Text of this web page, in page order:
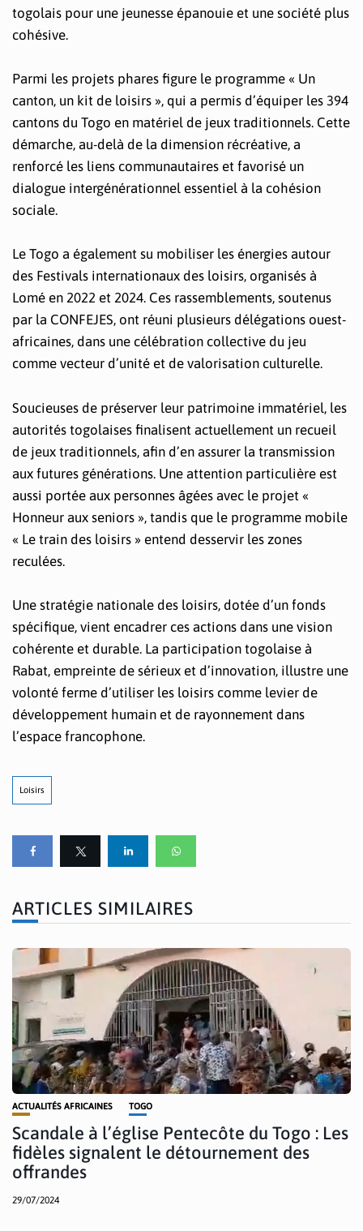
togolais pour une jeunesse épanouie et une société plus
cohésive.
Parmi les projets phares figure le programme « Un
canton, un kit de loisirs », qui a permis d’équiper les 394
cantons du Togo en matériel de jeux traditionnels. Cette
démarche, au-delà de la dimension récréative, a
renforcé les liens communautaires et favorisé un
dialogue intergénérationnel essentiel à la cohésion
sociale.
Le Togo a également su mobiliser les énergies autour
des Festivals internationaux des loisirs, organisés à
Lomé en 2022 et 2024. Ces rassemblements, soutenus
par la CONFEJES, ont réuni plusieurs délégations ouest-
africaines, dans une célébration collective du jeu
comme vecteur d’unité et de valorisation culturelle.
Soucieuses de préserver leur patrimoine immatériel, les
autorités togolaises finalisent actuellement un recueil
de jeux traditionnels, afin d’en assurer la transmission
aux futures générations. Une attention particulière est
aussi portée aux personnes âgées avec le projet «
Honneur aux seniors », tandis que le programme mobile
« Le train des loisirs » entend desservir les zones
reculées.
Une stratégie nationale des loisirs, dotée d’un fonds
spécifique, vient encadrer ces actions dans une vision
cohérente et durable. La participation togolaise à
Rabat, empreinte de sérieux et d’innovation, illustre une
volonté ferme d’utiliser les loisirs comme levier de
développement humain et de rayonnement dans
l’espace francophone.
Loisirs
ARTICLES SIMILAIRES
ACTUALITÉS AFRICAINES TOGO
Scandale à l’église Pentecôte du Togo : Les
fidèles signalent le détournement des
offrandes
29/07/2024